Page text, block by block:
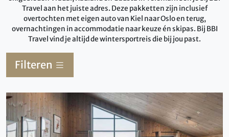
Travel aan het juiste adres. Deze pakketten zijn inclusief
overtochten met eigen auto van Kiel naar Oslo en terug,
overnachtingen in accommodatie naar keuze én skipas. Bij BBI
Travel vind je altijd de wintersportreis die bij jou past.
Filteren